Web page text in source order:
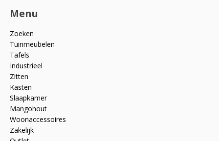
Menu
Zoeken
Tuinmeubelen
Tafels
Industrieel
Zitten
Kasten
Slaapkamer
Mangohout
Woonaccessoires
Zakelijk